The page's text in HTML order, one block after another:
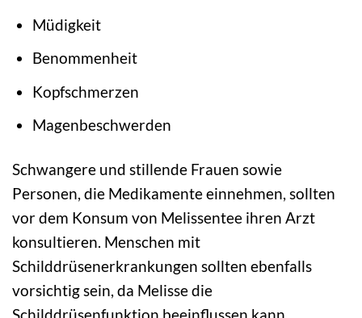
Müdigkeit
Benommenheit
Kopfschmerzen
Magenbeschwerden
Schwangere und stillende Frauen sowie
Personen, die Medikamente einnehmen, sollten
vor dem Konsum von Melissentee ihren Arzt
konsultieren. Menschen mit
Schilddrüsenerkrankungen sollten ebenfalls
vorsichtig sein, da Melisse die